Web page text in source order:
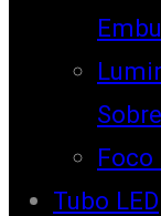
Foco
Tubo LED